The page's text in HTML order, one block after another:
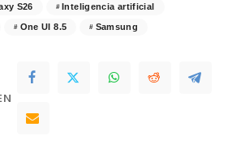
S26 Inteligencia artificial
One UI 8.5 Samsung